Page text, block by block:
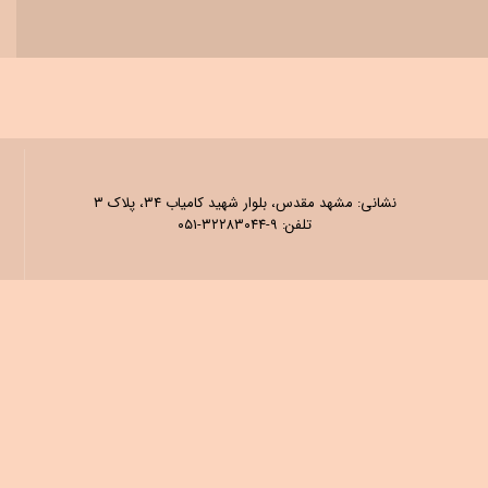
نشانی: مشهد مقدس، بلوار شهید کامیاب ۳۴، پلاک ۳
تلفن: ۹-۳۲۲۸۳۰۴۴-۰۵۱